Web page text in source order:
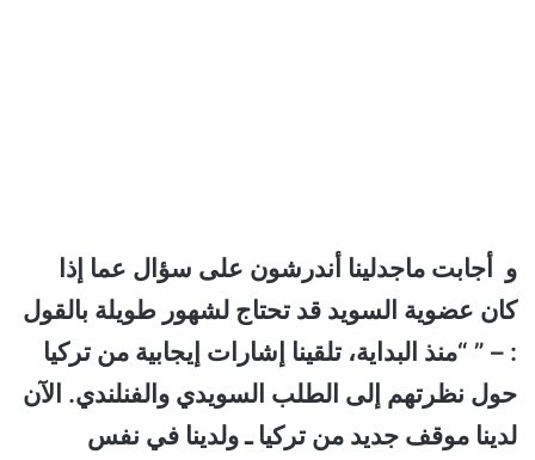
و أجابت ماجدلينا أندرشون على سؤال عما إذا
كان عضوية السويد قد تحتاج لشهور طويلة بالقول
: – ” “منذ البداية، تلقينا إشارات إيجابية من تركيا
حول نظرتهم إلى الطلب السويدي والفنلندي. الآن
لدينا موقف جديد من تركيا ـ ولدينا في نفس